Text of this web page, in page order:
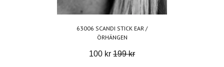
63006 SCANDI STICK EAR /
ÖRHÄNGEN
100 kr 199 kr